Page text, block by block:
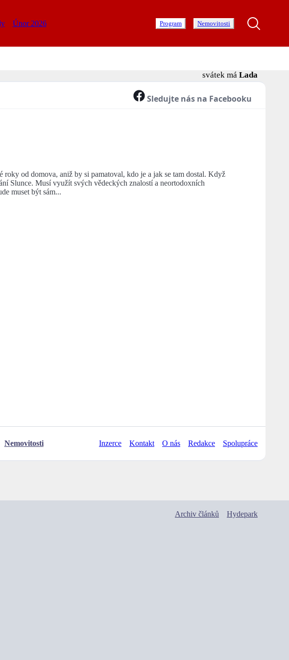
Únor 2026 Program Nemovitosti
svátek má Lada
Sledujte nás na Facebooku
od domova, aniž by si pamatoval, kdo je a jak se tam dostal. Když
Slunce. Musí využít svých vědeckých znalostí a neortodoxních
muset být sám...
Nemovitosti Inzerce Kontakt O nás Redakce Spolupráce
Archiv článků Hydepark